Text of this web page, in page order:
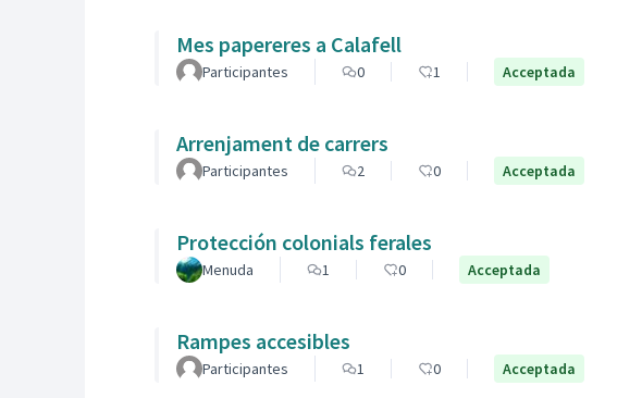
Mes papereres a Calafell
Participantes 0 1 Acceptada
Arrenjament de carrers
Participantes 2 0 Acceptada
Protección colonials ferales
Menuda 1 0 Acceptada
Rampes accesibles
Participantes 1 0 Acceptada